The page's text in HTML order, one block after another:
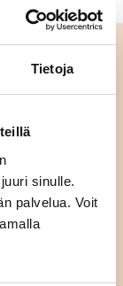
Tietoja
sinulle.
palvelua. Voit